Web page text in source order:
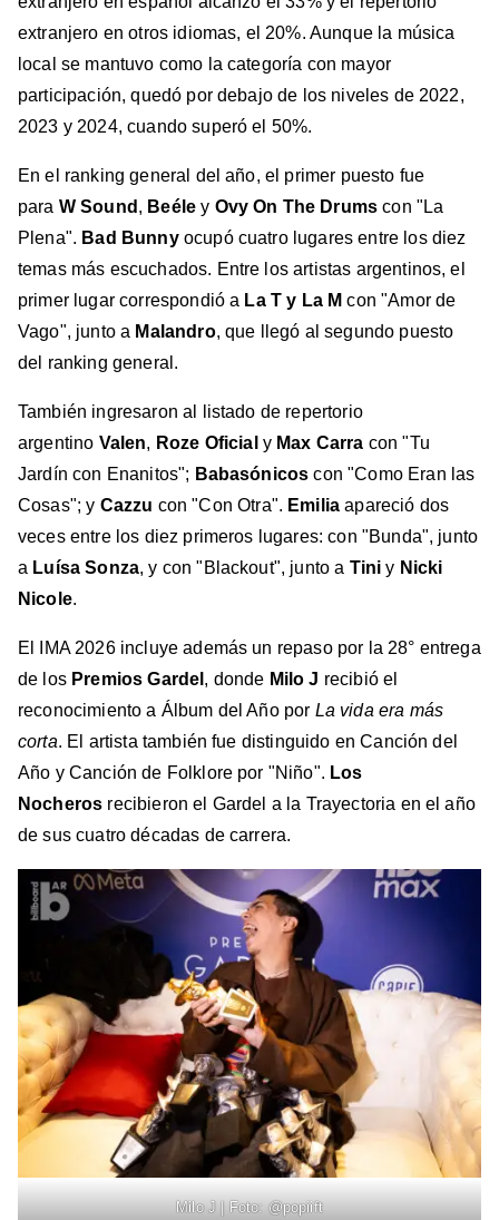
extranjero en otros idiomas, el 20%. Aunque la música
local se mantuvo como la categoría con mayor
participación, quedó por debajo de los niveles de 2022,
2023 y 2024, cuando superó el 50%.
En el ranking general del año, el primer puesto fue
para W Sound , Beéle y Ovy On The Drums con "La
Plena". Bad Bunnyocupó cuatro lugares entre los diez
temas más escuchados. Entre los artistas argentinos, el
primer lugar correspondió a La T y La M con "Amor de
Vago", junto a Malandro, que llegó al segundo puesto
del ranking general.
También ingresaron al listado de repertorio
argentino Valen, Roze Oficial y Max Carra con "Tu
Jardín con Enanitos"; Babasónicos con "Como Eran las
Cosas"; y Cazzu con "Con Otra". Emilia apareció dos
veces entre los diez primeros lugares: con "Bunda", junto
a Luísa Sonza, y con "Blackout", junto a Tini y Nicki
Nicole.
El IMA 2026 incluye además un repaso por la 28° entrega
de los Premios Gardel , donde Milo J recibió el
reconocimiento a Álbum del Año por La vida era más
corta. El artista también fue distinguido en Canción del
Año y Canción de Folklore por "Niño". Los
Nocheros recibieron el Gardel a la Trayectoria en el año
de sus cuatro décadas de carrera.
Milo J | Foto: @popiift